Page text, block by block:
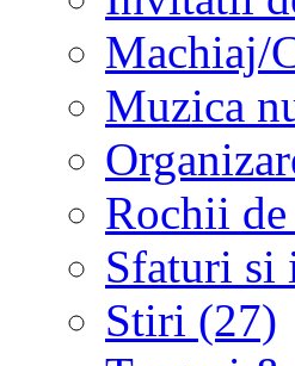
Machiaj/
Muzica
Rochii
Sfaturi si
Stiri (27)